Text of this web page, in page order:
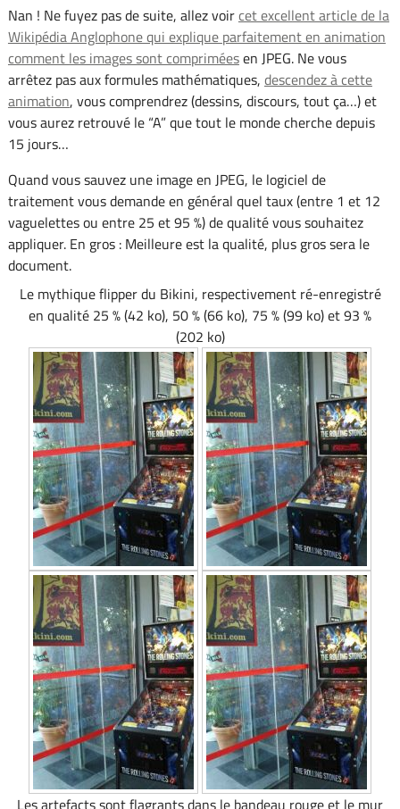
Nan ! Ne fuyez pas de suite, allez voircet excellent article de la
Wikipédia Anglophone qui explique parfaitement en animation
comment les images sont compriméesen JPEG. Ne vous
arrêtez pas aux formules mathématiques, descendez à cette
animation, vous comprendrez (dessins, discours, tout ça…) et
vous aurez retrouvé le “A” que tout le monde cherche depuis
15 jours…
Quand vous sauvez une image en JPEG, le logiciel de
traitement vous demande en général quel taux (entre 1 et 12
vaguelettes ou entre 25 et 95 %) de qualité vous souhaitez
appliquer. En gros : Meilleure est la qualité, plus gros sera le
document.
Le mythique flipper du Bikini, respectivement ré-enregistré
en qualité 25 % (42 ko), 50 % (66 ko), 75 % (99 ko) et 93 %
(202 ko)
Les artefacts sont flagrants dans le bandeau rouge et le mur